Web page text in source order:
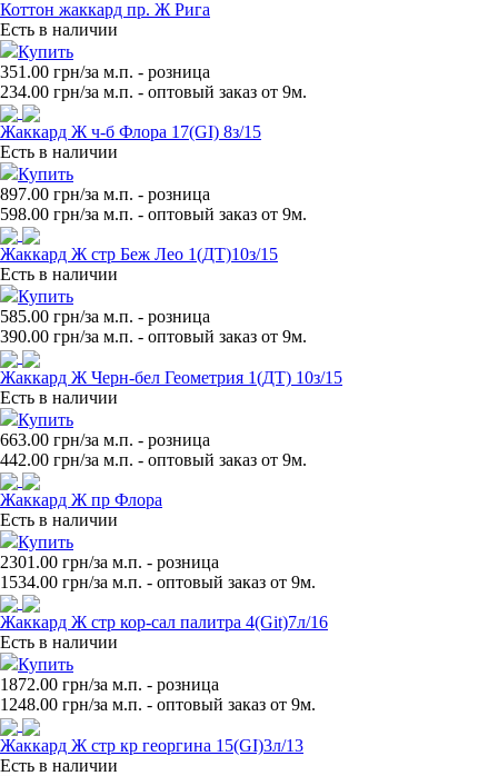
Коттон жаккард пр. Ж Рига
Есть в наличии
Купить
351.00 грн/за м.п. - розница
234.00 грн/за м.п. - оптовый заказ от 9м.
Жаккард Ж ч-б Флора 17(GI) 8з/15
Есть в наличии
Купить
897.00 грн/за м.п. - розница
598.00 грн/за м.п. - оптовый заказ от 9м.
Жаккард Ж стр Беж Лео 1(ДТ)10з/15
Есть в наличии
Купить
585.00 грн/за м.п. - розница
390.00 грн/за м.п. - оптовый заказ от 9м.
Жаккард Ж Черн-бел Геометрия 1(ДТ) 10з/15
Есть в наличии
Купить
663.00 грн/за м.п. - розница
442.00 грн/за м.п. - оптовый заказ от 9м.
Жаккард Ж пр Флора
Есть в наличии
Купить
2301.00 грн/за м.п. - розница
1534.00 грн/за м.п. - оптовый заказ от 9м.
Жаккард Ж стр кор-сал палитра 4(Git)7л/16
Есть в наличии
Купить
1872.00 грн/за м.п. - розница
1248.00 грн/за м.п. - оптовый заказ от 9м.
Жаккард Ж стр кр георгина 15(GI)3л/13
Есть в наличии